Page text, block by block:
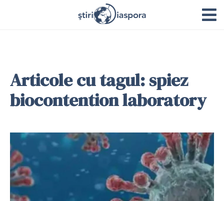
Articole cu tagul: spiez
biocontention laboratory